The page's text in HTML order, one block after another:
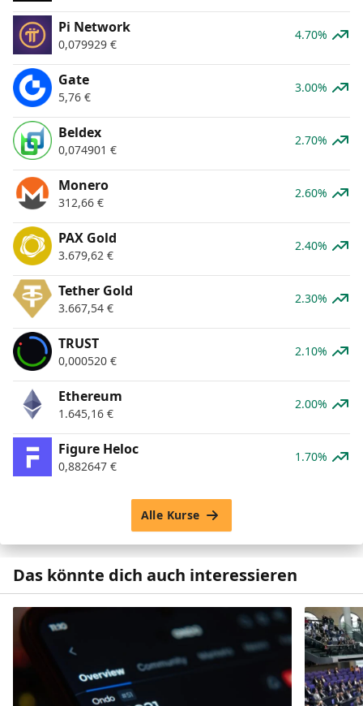
Pi Network
0,079929 €
4.70%
Gate
5,76 €
3.00%
Beldex
0,074901 €
2.70%
Monero
312,66 €
2.60%
PAX Gold
3.679,62 €
2.40%
Tether Gold
3.667,54 €
2.30%
TRUST
0,000520 €
2.10%
Ethereum
1.645,16 €
2.00%
Figure Heloc
0,882647 €
1.70%
Alle Kurse
Das könnte dich auch interessieren